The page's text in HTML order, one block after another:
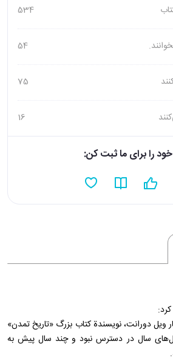
534
54
75
16
را برای ما ثبت کن:
ویل دورانت، نویسندة کتاب بزرگ «تاریخ تمدن»
سال در دسترس نبود و چند سال پیش به